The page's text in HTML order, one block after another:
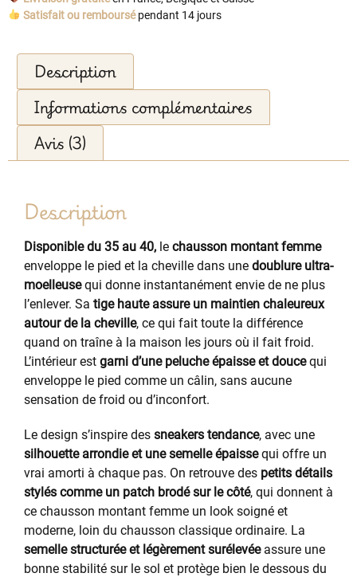
Satisfait ou remboursépendant 14 jours
Description
Informations complémentaires
Avis (3)
Description
Disponible du 35 au 40, le chausson montant femme
enveloppe le pied et la cheville dans une doublure ultra-
moelleusequi donne instantanément envie de ne plus
l’enlever. Sa tige haute assure un maintien chaleureux
autour de la cheville, ce qui fait toute la différence
quand on traîne à la maison les jours où il fait froid.
L’intérieur est garni d’une peluche épaisse et doucequi
enveloppe le pied comme un câlin, sans aucune
sensation de froid ou d’inconfort.
Le design s’inspire des sneakers tendance, avec une
silhouette arrondie et une semelle épaissequi offre un
vrai amorti à chaque pas. On retrouve des petits détails
stylés comme un patch brodé sur le côté, qui donnent à
ce chausson montant femme un look soigné et
moderne, loin du chausson classique ordinaire. La
semelle structurée et légèrement surélevéeassure une
bonne stabilité sur le sol et protège bien le dessous du